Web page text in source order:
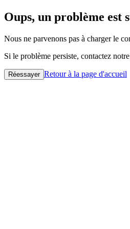
Oups, un problème est
Nous ne parvenons pas à charger le
Si le problème persiste, contactez
Réessayer Retour à la page d'accueil